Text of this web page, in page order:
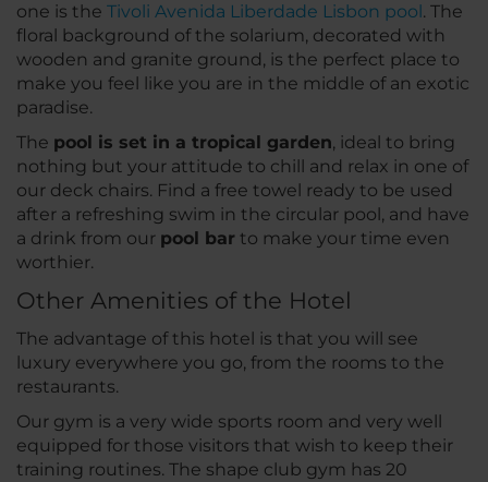
one is the Tivoli Avenida Liberdade Lisbon pool . The
floral background of the solarium, decorated with
wooden and granite ground, is the perfect place to
make you feel like you are in the middle of an exotic
paradise.
The pool is set in a tropical garden, ideal to bring
nothing but your attitude to chill and relax in one of
our deck chairs. Find a free towel ready to be used
after a refreshing swim in the circular pool, and have
a drink from our pool bar to make your time even
worthier.
Other Amenities of the Hotel
The advantage of this hotel is that you will see
luxury everywhere you go, from the rooms to the
restaurants.
Our gym is a very wide sports room and very well
equipped for those visitors that wish to keep their
training routines. The shape club gym has 20